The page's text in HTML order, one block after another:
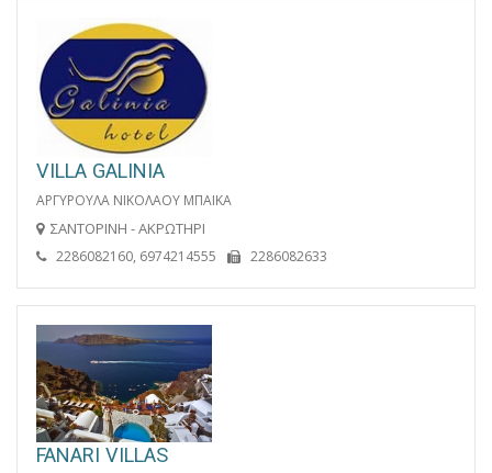
VILLA GALINIA
ΑΡΓΥΡΟΥΛΑ ΝΙΚΟΛΑΟΥ ΜΠΑΙΚΑ
ΣΑΝΤΟΡΙΝΗ - ΑΚΡΩΤΗΡΙ
2286082160, 6974214555 2286082633
FANARI VILLAS